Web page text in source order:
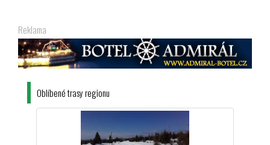
Reklama
Oblíbené trasy regionu